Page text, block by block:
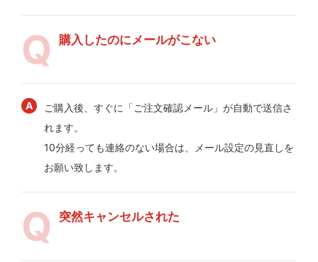
購入したのにメールがこない
ご購入後、すぐに「ご注文確認メール」が自動で送信さ
れます。
10分経っても連絡のない場合は、メール設定の見直しを
お願い致します。
突然キャンセルされた